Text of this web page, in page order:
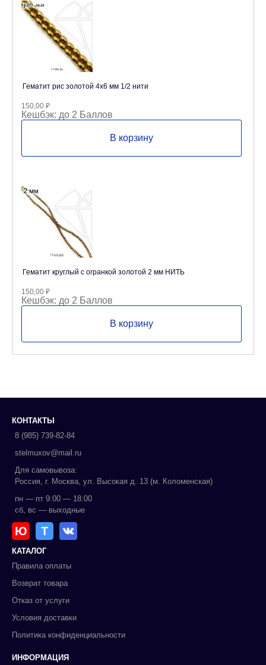
Гематит рис золотой 4х6 мм 1/2 нити
150,00 ₽
Кешбэк: до 2 Баллов
В корзину
Гематит круглый с огранкой золотой 2 мм НИТЬ
150,00 ₽
Кешбэк: до 2 Баллов
В корзину
КОНТАКТЫ
8 (985) 739-82-84
stelmuxov@mail.ru
Для самовывоза:
Россия, г. Москва, ул. Высокая д. 13 (м. Коломенская)
пн — пт 9:00 — 18:00
сб, вс — выходные
Ю Т
КАТАЛОГ
Правила оплаты
Возврат товара
Отказ от услуги
Условия доставки
Политика конфиденциальности
ИНФОРМАЦИЯ